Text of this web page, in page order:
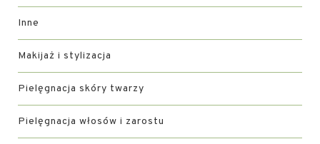
Inne
Makijaż i stylizacja
Pielęgnacja skóry twarzy
Pielęgnacja włosów i zarostu